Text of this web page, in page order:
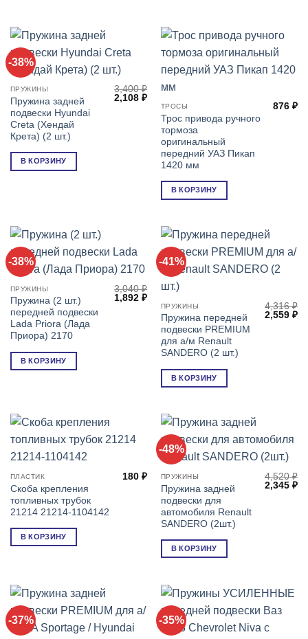
-38%
ПРУЖИНЫ
Пружина задней
подвески Hyundai
Creta (Хендай
Крета) (2 шт.)
3,400₽
Первоначальная
составляла
2,108₽Текущая
цена:
2,108 ₽.
В КОРЗИНУ
ТРОСЫ
Трос привода ручного
тормоза
оригинальный
передний УАЗ Пикап
1420 мм
876₽
В КОРЗИНУ
-38%
ПРУЖИНЫ
Пружина (2 шт.)
передней подвески
Lada Priora (Лада
Приора) 2170
3,040₽
Первоначальная
цена
составляла
1,892₽Текущая
цена:
1,892 ₽.
В КОРЗИНУ
-41%
ПРУЖИНЫ
Пружина передней
подвески PREMIUM
для а/м Renault
SANDERO (2 шт.)
4,316₽
цена
2,559₽
В КОРЗИНУ
ПЛАСТИК
Скоба крепления
топливных трубок
21214 21214-1104142
180₽
В КОРЗИНУ
-48%
ПРУЖИНЫ
Пружина задней
подвески для
автомобиля Renault
SANDERO (2шт.)
4,520₽
2,345₽
В КОРЗИНУ
-37% -35%